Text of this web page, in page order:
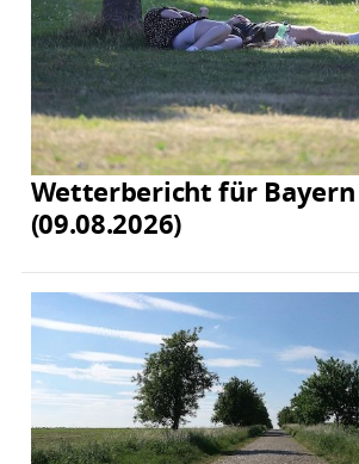
Wetterbericht für Bayern
(09.08.2026)